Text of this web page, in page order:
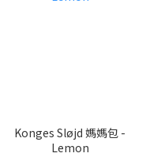
Konges Sløjd 媽媽包 -
Lemon